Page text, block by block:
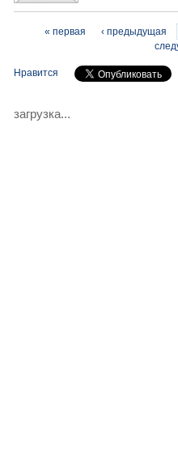
Страницы
« первая
‹ предыдущая
Нравится
загрузка...